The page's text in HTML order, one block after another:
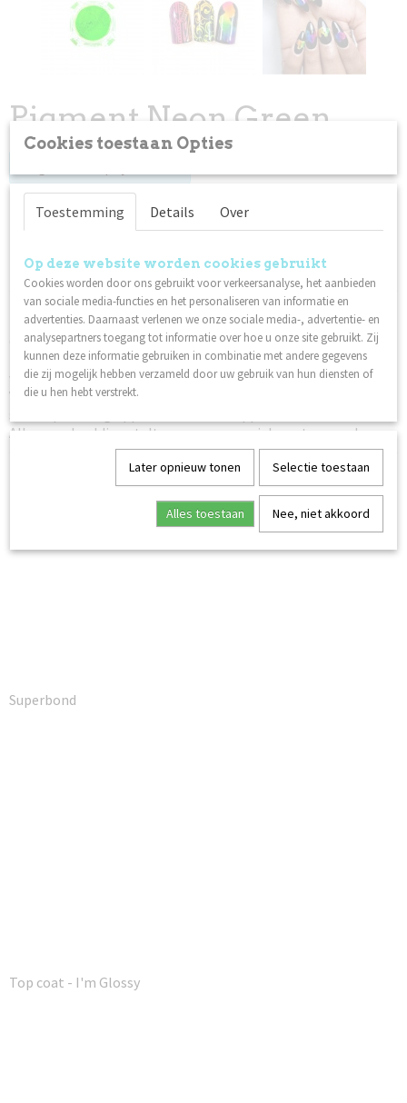
Pigment Neon Green
Op voorraad
Specificaties
Productcode
87273
Netto gewicht
0,01 Kg
Omschrijving
Combineer pigmenten voor verschillende tinten en effecten.
Meng gel of acryl erdoor om het kleur te geven. Strooi het
voor het creëren van zogenaamde "Sugar Nails".
Voor Ombre-look - aanbrengen op een uitgehard maar nog
Alleen verbeelding stelt grenzen aan unieke ontwerpen!
Ook interessant
Superbond
Top coat - I'm Glossy
Cookies toestaan Opties
Toestemming Details Over
Op deze website worden cookies gebruikt
Cookies worden door ons gebruikt voor verkeersanalyse, het aanbieden
van sociale media-functies en het personaliseren van informatie en
advertenties. Daarnaast verlenen we onze sociale media-, advertentie- en
analysepartners toegang tot informatie over hoe u onze site gebruikt. Zij
kunnen deze informatie gebruiken in combinatie met andere gegevens
die zij mogelijk hebben verzameld door uw gebruik van hun diensten of
die u hen hebt verstrekt.
Later opnieuw tonen Selectie toestaan
Alles toestaan Nee, niet akkoord